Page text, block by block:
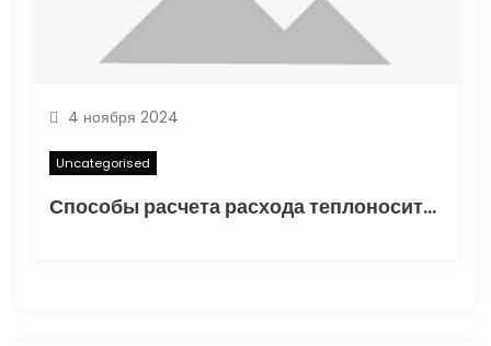
4 ноября 2024
Uncategorised
Способы расчета расхода теплоносителя для системы отопления